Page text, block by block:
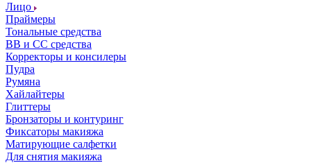
Лицо
Праймеры
Тональные средства
ВВ и СС средства
Корректоры и консилеры
Пудра
Румяна
Хайлайтеры
Глиттеры
Бронзаторы и контуринг
Фиксаторы макияжа
Матирующие салфетки
Для снятия макияжа